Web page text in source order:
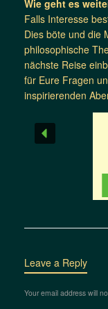
Wie geht es
Falls Interesse
Dies böte und die
philosophische
nächste Reise
für Eure Fragen
inspirierenden
Leave a Reply
Your email address will